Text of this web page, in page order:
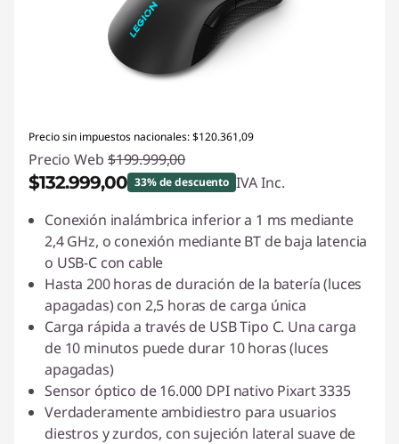
Precio sin impuestos nacionales: $120.361,09
Precio Web $199.999,00
$132.999,00 33% de descuento IVA Inc.
Descuento prod (inc IVA) :-$67.000,00
Conexión inalámbrica inferior a 1 ms mediante
2,4 GHz, o conexión mediante BT de baja latencia
o USB-C con cable
Hasta 200 horas de duración de la batería (luces
apagadas) con 2,5 horas de carga única
Carga rápida a través de USB Tipo C. Una carga
de 10 minutos puede durar 10 horas (luces
apagadas)
Sensor óptico de 16.000 DPI nativo Pixart 3335
Verdaderamente ambidiestro para usuarios
diestros y zurdos, con sujeción lateral suave de